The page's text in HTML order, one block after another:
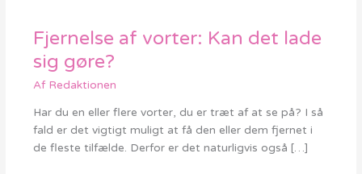
Fjernelse af vorter: Kan det lade
sig gøre?
Af Redaktionen
Har du en eller flere vorter, du er træt af at se på? I så
fald er det vigtigt muligt at få den eller dem fjernet i
de fleste tilfælde. Derfor er det naturligvis også […]
Fjernelse
vorter:
Kan
det
lade
sig